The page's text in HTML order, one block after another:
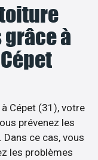
à
Cépet (31), votre
prévenez les
ce cas, vous
les problèmes